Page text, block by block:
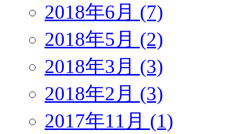
2018年6月 (7)
2018年5月 (2)
2018年3月 (3)
2018年2月 (3)
2017年11月 (1)